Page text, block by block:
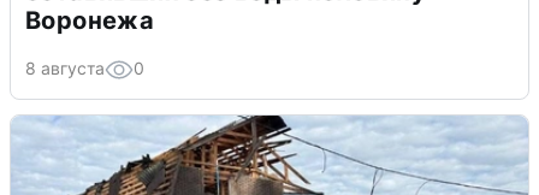
Воронежа
8 августа 0